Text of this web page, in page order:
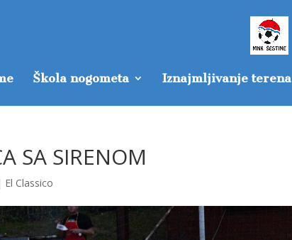
Škola nogometa Iznajmljivanje terena
SA SIRENOM
El Classico